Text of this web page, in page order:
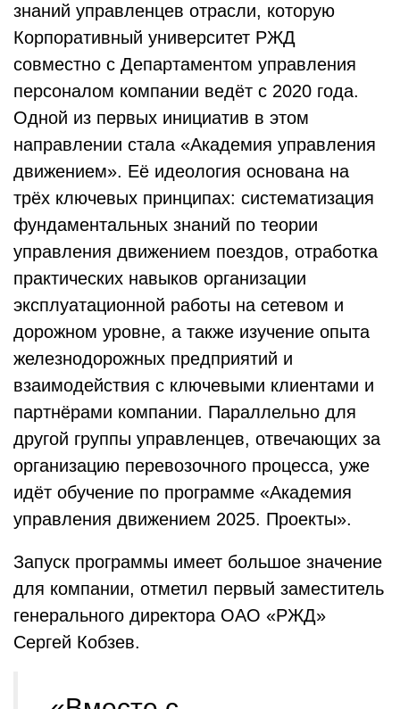
знаний управленцев отрасли, которую
Корпоративный университет РЖД
совместно с Департаментом управления
персоналом компании ведёт с 2020 года.
Одной из первых инициатив в этом
направлении стала «Академия управления
движением». Её идеология основана на
трёх ключевых принципах: систематизация
фундаментальных знаний по теории
управления движением поездов, отработка
практических навыков организации
эксплуатационной работы на сетевом и
дорожном уровне, а также изучение опыта
железнодорожных предприятий и
взаимодействия с ключевыми клиентами и
партнёрами компании. Параллельно для
другой группы управленцев, отвечающих за
организацию перевозочного процесса, уже
идёт обучение по программе «Академия
управления движением 2025. Проекты».
Запуск программы имеет большое значение
для компании, отметил первый заместитель
генерального директора ОАО «РЖД»
Сергей Кобзев.